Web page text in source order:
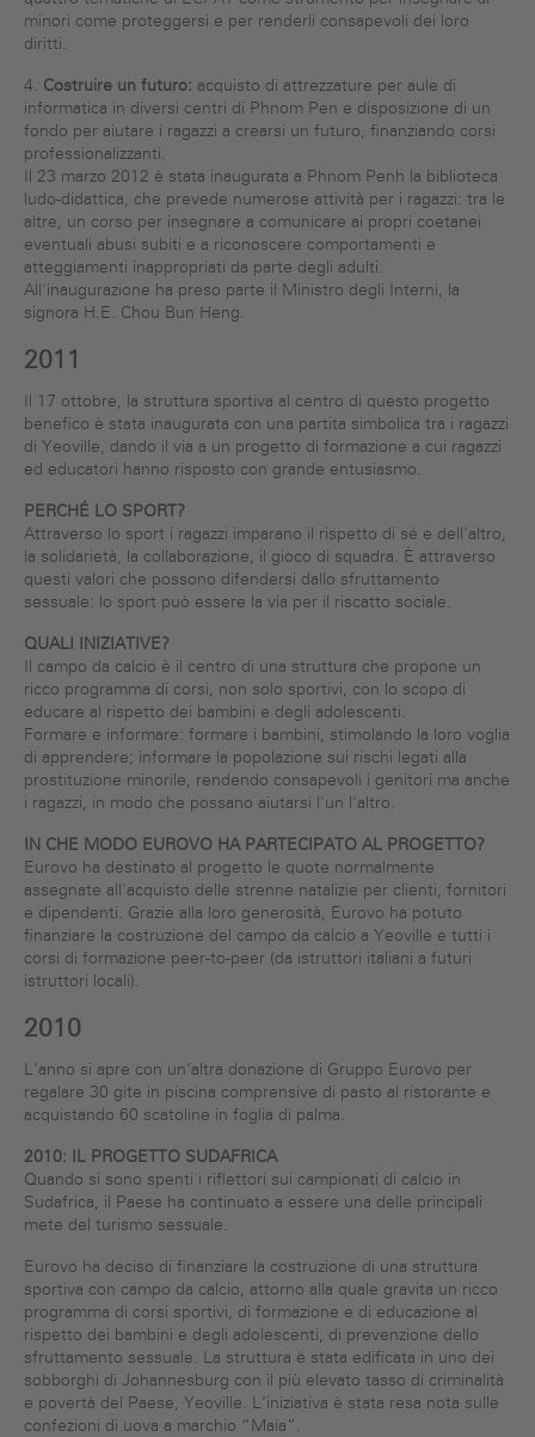
minori come proteggersi e per renderli consapevoli dei loro
diritti.
4. Costruire un futuro: acquisto di attrezzature per aule di
informatica in diversi centri di Phnom Pen e disposizione di un
fondo per aiutare i ragazzi a crearsi un futuro, finanziando corsi
professionalizzanti.
Il 23 marzo 2012 è stata inaugurata a Phnom Penh la biblioteca
ludo-didattica, che prevede numerose attività per i ragazzi: tra le
altre, un corso per insegnare a comunicare ai propri coetanei
eventuali abusi subiti e a riconoscere comportamenti e
atteggiamenti inappropriati da parte degli adulti.
All'inaugurazione ha preso parte il Ministro degli Interni, la
signora H.E. Chou Bun Heng.
2011
Il 17 ottobre, la struttura sportiva al centro di questo progetto
benefico è stata inaugurata con una partita simbolica tra i ragazzi
di Yeoville, dando il via a un progetto di formazione a cui ragazzi
ed educatori hanno risposto con grande entusiasmo.
PERCHÉ LO SPORT?
Attraverso lo sport i ragazzi imparano il rispetto di sé e dell'altro,
la solidarietà, la collaborazione, il gioco di squadra. È attraverso
questi valori che possono difendersi dallo sfruttamento
sessuale: lo sport può essere la via per il riscatto sociale.
QUALI INIZIATIVE?
Il campo da calcio è il centro di una struttura che propone un
ricco programma di corsi, non solo sportivi, con lo scopo di
educare al rispetto dei bambini e degli adolescenti.
Formare e informare: formare i bambini, stimolando la loro voglia
di apprendere; informare la popolazione sui rischi legati alla
prostituzione minorile, rendendo consapevoli i genitori ma anche
i ragazzi, in modo che possano aiutarsi l'un l'altro.
IN CHE MODO EUROVO HA PARTECIPATO AL PROGETTO?
Eurovo ha destinato al progetto le quote normalmente
assegnate all'acquisto delle strenne natalizie per clienti, fornitori
e dipendenti. Grazie alla loro generosità, Eurovo ha potuto
finanziare la costruzione del campo da calcio a Yeoville e tutti i
corsi di formazione peer-to-peer (da istruttori italiani a futuri
istruttori locali).
2010
L’anno si apre con un’altra donazione di Gruppo Eurovo per
regalare 30 gite in piscina comprensive di pasto al ristorante e
acquistando 60 scatoline in foglia di palma.
2010: IL PROGETTO SUDAFRICA
Quando si sono spenti i riflettori sui campionati di calcio in
Sudafrica, il Paese ha continuato a essere una delle principali
mete del turismo sessuale.
Eurovo ha deciso di finanziare la costruzione di una struttura
sportiva con campo da calcio, attorno alla quale gravita un ricco
programma di corsi sportivi, di formazione e di educazione al
rispetto dei bambini e degli adolescenti, di prevenzione dello
sfruttamento sessuale. La struttura è stata edificata in uno dei
sobborghi di Johannesburg con il più elevato tasso di criminalità
e povertà del Paese, Yeoville. L’iniziativa è stata resa nota sulle
confezioni di uova a marchio “Maia”.